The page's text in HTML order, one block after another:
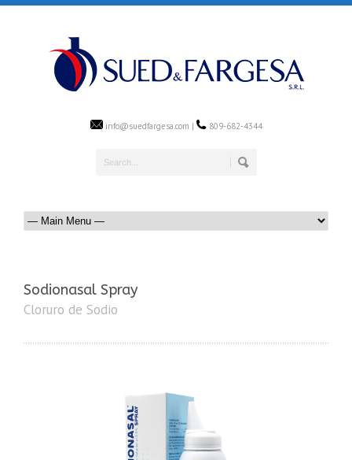
info@suedfargesa.com | 809-682-4344
Sodionasal Spray
Cloruro de Sodio